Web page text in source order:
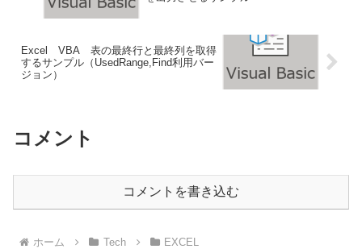
Excel VBA 表の最終行と最終列を取得
するサンプル（UsedRange,Find利用バー
ジョン）
コメント
コメントを書き込む
ホーム Tech EXCEL